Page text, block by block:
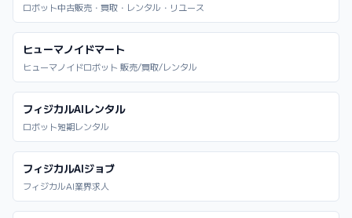
ロボット中古販売・買取・レンタル・リユース
ヒューマノイドマート
ヒューマノイドロボット 販売/買取/レンタル
フィジカルAIレンタル
ロボット短期レンタル
フィジカルAIジョブ
フィジカルAI業界求人